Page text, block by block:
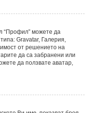
“Профил” можете да
Gravatar, Галерия,
от решението на
да са забранени или
да ползвате аватар,